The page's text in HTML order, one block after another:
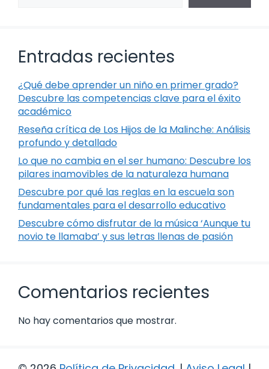
Entradas recientes
¿Qué debe aprender un niño en primer grado?
Descubre las competencias clave para el éxito
académico
Reseña crítica de Los Hijos de la Malinche: Análisis
profundo y detallado
Lo que no cambia en el ser humano: Descubre los
pilares inamovibles de la naturaleza humana
Descubre por qué las reglas en la escuela son
fundamentales para el desarrollo educativo
Descubre cómo disfrutar de la música ‘Aunque tu
novio te llamaba’ y sus letras llenas de pasión
Comentarios recientes
No hay comentarios que mostrar.